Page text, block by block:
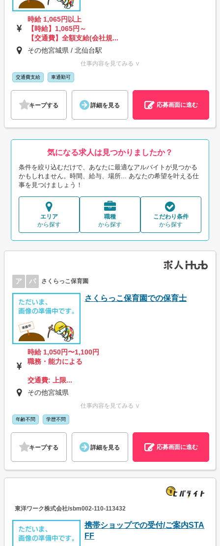
時給 1,065円以上
【時給】1,065円～
【交通費】全額支給(会社規...
その他宮城県 / 北仙台駅
仕事内容を見てみる ∨
交通費支給 車通勤可
キープする 詳細を見る 応募画面に進む
気になる求人は見つかりましたか？
条件を絞り込むだけで、あなたに最適なアルバイトが見つかる
かもしれません。時間、給与、場所... あなたの希望を叶える仕
事を見つけましょう！
エリア
から探す
職種
から探す
こだわり条件
から探す
ア パ さくらっこ保育園
さくらっこ保育園での保育士
時給 1,050円〜1,100円
職務・能力による
交通費: 上限...
その他宮城県
仕事内容を見てみる ∨
年齢不問 学歴不問
キープする 詳細を見る 応募画面に進む
東洋ワーク株式会社/sbm002-110-113432
携帯ショップでの受付/ご案内STA
FF